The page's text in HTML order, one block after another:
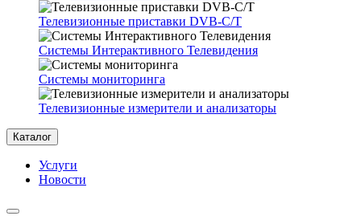
Телевизионные приставки DVB-C/T
Системы Интерактивного Телевидения
Системы мониторинга
Телевизионные измерители и анализаторы
Каталог
Услуги
Новости